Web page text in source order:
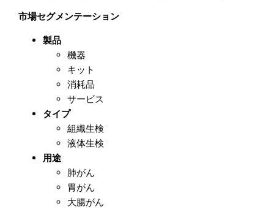
市場セグメンテーション
製品
機器
キット
消耗品
サービス
タイプ
組織生検
液体生検
用途
肺がん
胃がん
大腸がん